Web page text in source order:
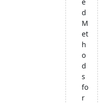
d
M
et
h
o
d
s
fo
r